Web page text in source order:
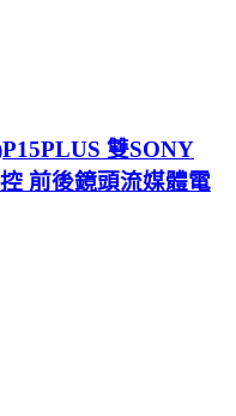
雙SONY
前後鏡頭流媒體電